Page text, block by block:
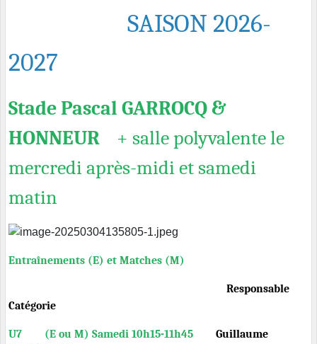
SAISON 2026-
2027
Stade Pascal GARROCQ &
HONNEUR + salle polyvalente le
mercredi après-midi et samedi
matin
Entraînements (E) et Matches (M)
Responsable
Catégorie
U7 (E ou M) Samedi 10h15-11h45
Guillaume